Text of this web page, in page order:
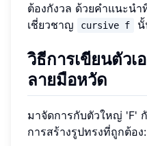
ต้องกังวล ด้วยคำแนะนำ
เชี่ยวชาญ
cursive f
วิธีการเขียนตัว
ลายมือหวัด
มาจัดการกับตัวใหญ่ 'F'
การสร้างรูปทรงที่ถูกต้อง: